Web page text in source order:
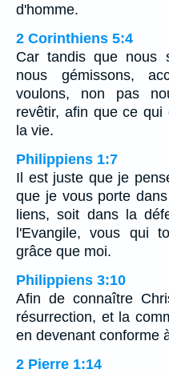
d'homme.
2 Corinthiens 5:4
Car tandis que nous
nous gémissons,
voulons, non pas
revêtir, afin que ce
la vie.
Philippiens 1:7
Il est juste que je
que je vous porte
liens, soit dans la
l'Evangile, vous qui
grâce que moi.
Philippiens 3:10
Afin de connaître
résurrection, et la
en devenant conforme
2 Pierre 1:14